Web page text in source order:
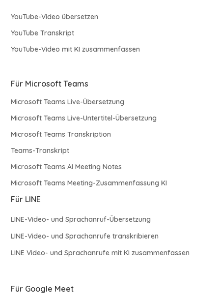
YouTube-Video übersetzen
YouTube Transkript
YouTube-Video mit KI zusammenfassen
Für Microsoft Teams
Microsoft Teams Live-Übersetzung
Microsoft Teams Live-Untertitel-Übersetzung
Microsoft Teams Transkription
Teams-Transkript
Microsoft Teams AI Meeting Notes
Microsoft Teams Meeting-Zusammenfassung KI
Für LINE
LINE-Video- und Sprachanruf-Übersetzung
LINE-Video- und Sprachanrufe transkribieren
LINE Video- und Sprachanrufe mit KI zusammenfassen
Für Google Meet